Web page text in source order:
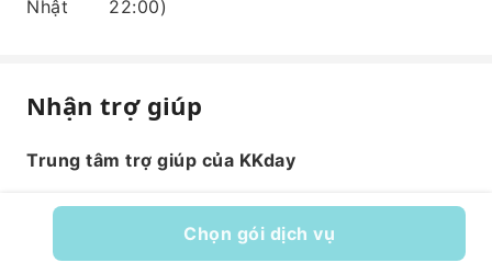
Chọn gói dịch vụ
Nhật
22:00)
Nhận trợ giúp
Trung tâm trợ giúp của KKday
Mã dịch vụ: 591416